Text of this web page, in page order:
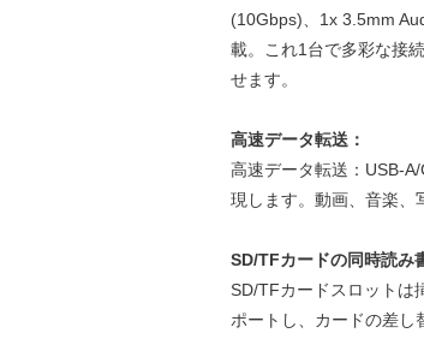
(10Gbps)、1x 3.5mm
載。これ1台で多彩な接
せます。
高速データ転送：
高速データ転送：USB-
現します。動画、音楽、
SD/TFカードの同時読み
SD/TFカードスロットは
ポートし、カードの差し